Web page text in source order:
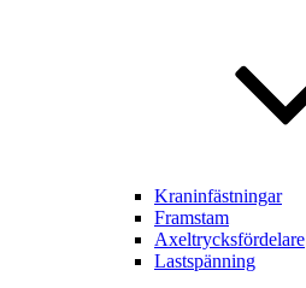
Kraninfästningar
Framstam
Axeltrycksfördelare
Lastspänning